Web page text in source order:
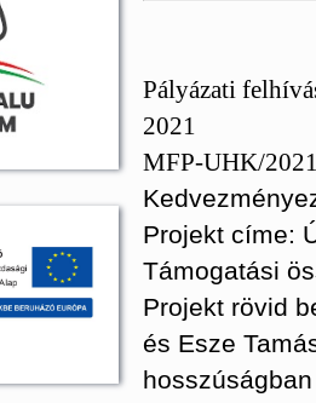
Pályázati
2021
MFP-UHK/
Projekt címe:
Támogatási
Projekt rövid
és Esze